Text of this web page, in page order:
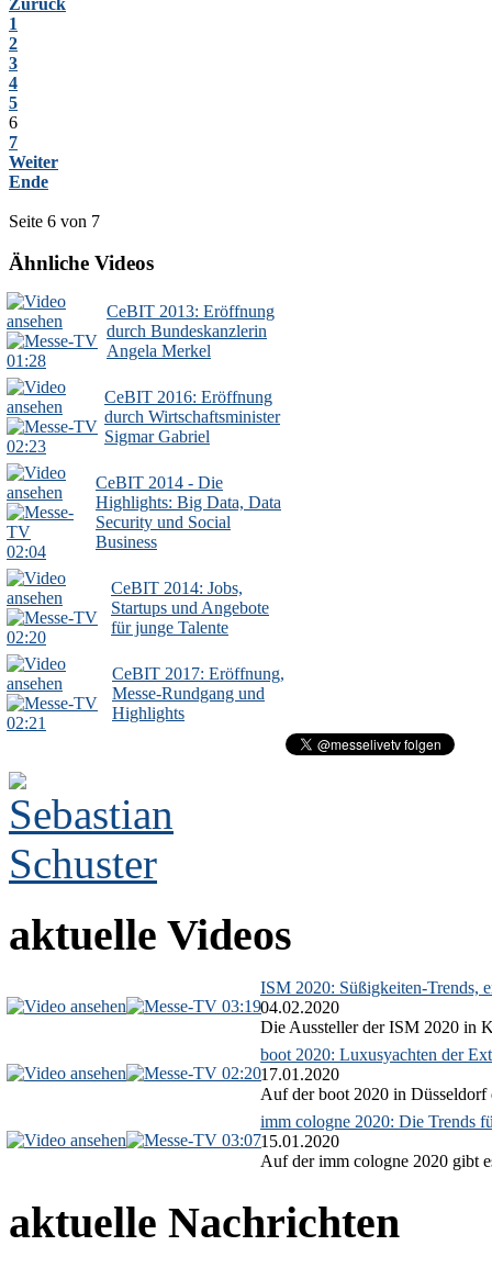
1
2
3
4
5
6
7
Weiter
Ende
Seite 6 von 7
Ähnliche Videos
01:28
CeBIT 2013: Eröffnung
durch Bundeskanzlerin
Angela Merkel
02:23
CeBIT 2016: Eröffnung
durch Wirtschaftsminister
Sigmar Gabriel
02:04
CeBIT 2014 - Die
Highlights: Big Data, Data
Security und Social
Business
02:20
CeBIT 2014: Jobs,
Startups und Angebote
für junge Talente
02:21
CeBIT 2017: Eröffnung,
Messe-Rundgang und
Highlights
aktuelle Videos
03:19
ISM 2020: Süßigkeiten-Trends,
04.02.2020
Die Aussteller der ISM 2020 in
02:20
boot 2020: Luxusyachten der
17.01.2020
Auf der boot 2020 in Düsseldorf
03:07
imm cologne 2020: Die Trends
15.01.2020
Auf der imm cologne 2020 gibt
aktuelle Nachrichten